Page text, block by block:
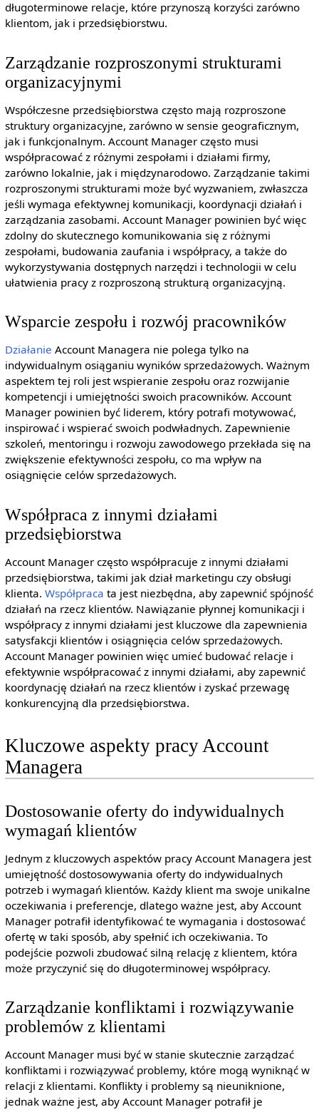
długoterminowe relacje, które przynoszą korzyści zarówno
klientom, jak i przedsiębiorstwu.
Zarządzanie rozproszonymi strukturami
organizacyjnymi
Współczesne przedsiębiorstwa często mają rozproszone
struktury organizacyjne, zarówno w sensie geograficznym,
jak i funkcjonalnym. Account Manager często musi
współpracować z różnymi zespołami i działami firmy,
zarówno lokalnie, jak i międzynarodowo. Zarządzanie takimi
rozproszonymi strukturami może być wyzwaniem, zwłaszcza
jeśli wymaga efektywnej komunikacji, koordynacji działań i
zarządzania zasobami. Account Manager powinien być więc
zdolny do skutecznego komunikowania się z różnymi
zespołami, budowania zaufania i współpracy, a także do
wykorzystywania dostępnych narzędzi i technologii w celu
ułatwienia pracy z rozproszoną strukturą organizacyjną.
Wsparcie zespołu i rozwój pracowników
Działanie Account Managera nie polega tylko na
indywidualnym osiąganiu wyników sprzedażowych. Ważnym
aspektem tej roli jest wspieranie zespołu oraz rozwijanie
kompetencji i umiejętności swoich pracowników. Account
Manager powinien być liderem, który potrafi motywować,
inspirować i wspierać swoich podwładnych. Zapewnienie
szkoleń, mentoringu i rozwoju zawodowego przekłada się na
zwiększenie efektywności zespołu, co ma wpływ na
osiągnięcie celów sprzedażowych.
Współpraca z innymi działami
przedsiębiorstwa
Account Manager często współpracuje z innymi działami
przedsiębiorstwa, takimi jak dział marketingu czy obsługi
klienta. Współpraca ta jest niezbędna, aby zapewnić spójność
działań na rzecz klientów. Nawiązanie płynnej komunikacji i
współpracy z innymi działami jest kluczowe dla zapewnienia
satysfakcji klientów i osiągnięcia celów sprzedażowych.
Account Manager powinien więc umieć budować relacje i
efektywnie współpracować z innymi działami, aby zapewnić
koordynację działań na rzecz klientów i zyskać przewagę
konkurencyjną dla przedsiębiorstwa.
Kluczowe aspekty pracy Account
Managera
Dostosowanie oferty do indywidualnych
wymagań klientów
Jednym z kluczowych aspektów pracy Account Managera jest
umiejętność dostosowywania oferty do indywidualnych
potrzeb i wymagań klientów. Każdy klient ma swoje unikalne
oczekiwania i preferencje, dlatego ważne jest, aby Account
Manager potrafił identyfikować te wymagania i dostosować
ofertę w taki sposób, aby spełnić ich oczekiwania. To
podejście pozwoli zbudować silną relację z klientem, która
może przyczynić się do długoterminowej współpracy.
Zarządzanie konfliktami i rozwiązywanie
problemów z klientami
Account Manager musi być w stanie skutecznie zarządzać
konfliktami i rozwiązywać problemy, które mogą wyniknąć w
relacji z klientami. Konflikty i problemy są nieuniknione,
jednak ważne jest, aby Account Manager potrafił je